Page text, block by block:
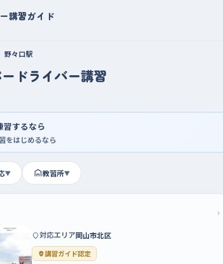
講習ガイド
野々口駅
ドライバー講習
習するなら
をはじめるなら
▼ 教習所▼
›
対応エリア岡山市北区
講習ガイド認定